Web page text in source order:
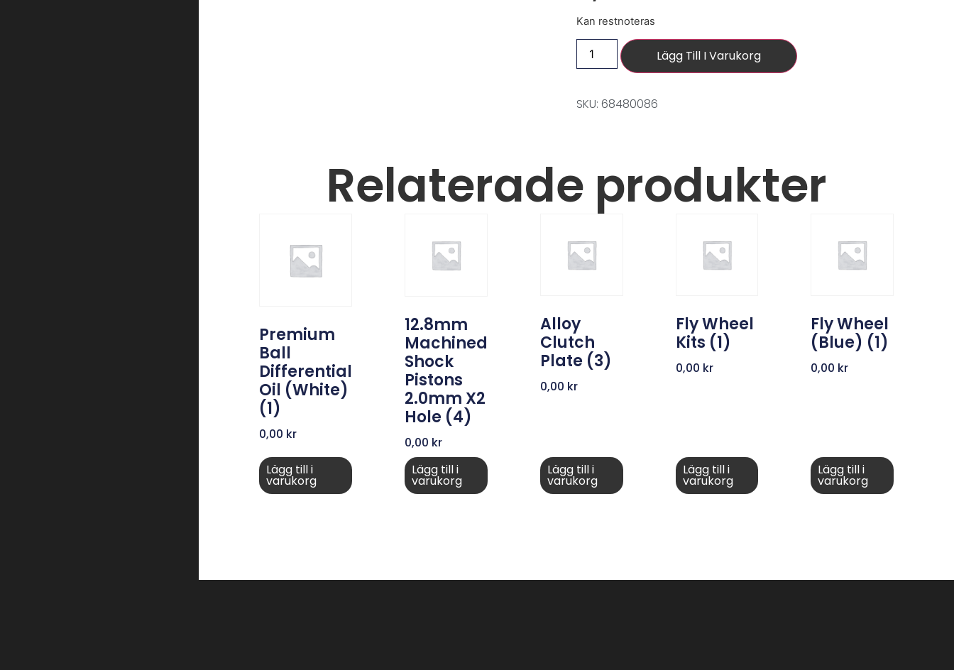
Kan restnoteras
Lägg Till I Varukorg
SKU: 68480086
Relaterade produkter
Premium
Ball
Differential
Oil (White)
(1)
0,00 kr
Lägg till i
varukorg
12.8mm
Machined
Shock
Pistons
2.0mm X2
Hole (4)
0,00 kr
Lägg till i
varukorg
Alloy
Clutch
Plate (3)
0,00 kr
Lägg till i
varukorg
Fly Wheel
Kits (1)
0,00 kr
Lägg till i
varukorg
Fly Wheel
(Blue) (1)
0,00 kr
Lägg till i
varukorg